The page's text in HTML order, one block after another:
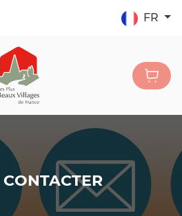
FR